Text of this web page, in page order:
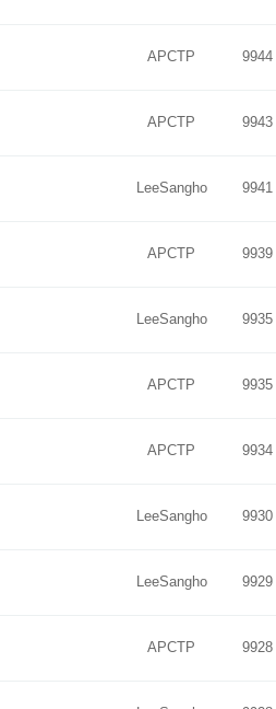
APCTP 9944
APCTP 9943
LeeSangho 9941
APCTP 9939
LeeSangho 9935
APCTP 9935
APCTP 9934
LeeSangho 9930
LeeSangho 9929
APCTP 9928